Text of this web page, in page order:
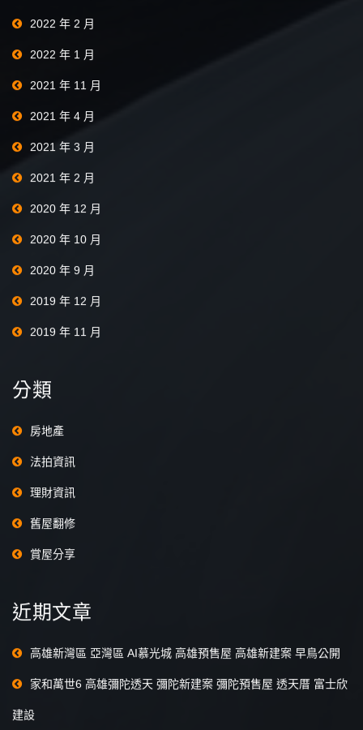
2022 年 2 月
2022 年 1 月
2021 年 11 月
2021 年 4 月
2021 年 3 月
2021 年 2 月
2020 年 12 月
2020 年 10 月
2020 年 9 月
2019 年 12 月
2019 年 11 月
分類
房地產
法拍資訊
理財資訊
舊屋翻修
賞屋分享
近期文章
高雄新灣區 亞灣區 AI慕光城 高雄預售屋 高雄新建案 早鳥公開
家和萬世6 高雄彌陀透天 彌陀新建案 彌陀預售屋 透天厝 富士欣
建設